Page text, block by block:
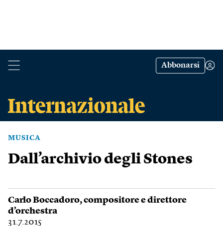
Abbonarsi
MUSICA
Dall’archivio degli Stones
Carlo Boccadoro, compositore e direttore
d’orchestra
31.7.2015